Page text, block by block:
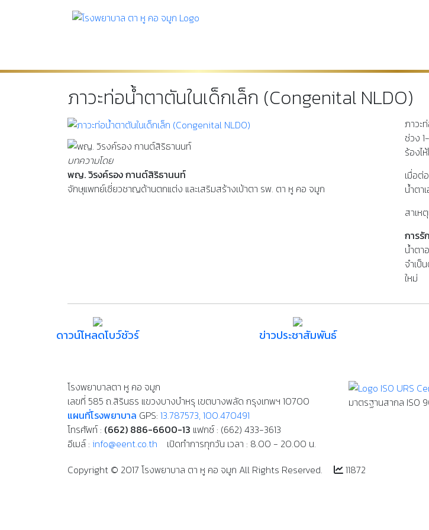
ภาวะท่อน้ำตาตันในเด็กเล็ก (Congenital NLDO)
บทความโดย
พญ. วิรงค์รอง กานต์สิริธานนท์
จักษุแพทย์เชี่ยวชาญด้านตกแต่ง และเสริมสร้างเบ้าตา รพ. ตา หู คอ จมูก
ภาวะ
ช่วง
ร้องไ
เมื่อต่
น้ำตา
สาเห
การรั
น้ำตา
จำเป็
ใหม่
ดาวน์โหลดโบว์ชัวร์ ข่าวประชาสัมพันธ์
โรงพยาบาลตา หู คอ จมูก
เลขที่ 585 ถ.สิรินธร แขวงบางบำหรุ เขตบางพลัด กรุงเทพฯ 10700
แผนที่โรงพยาบาล GPS: 13.787573, 100.470491
โทรศัพท์ : (662) 886-6600-13 แฟกซ์ : (662) 433-3613
อีเมล์ : info@eent.co.th เปิดทำการทุกวัน เวลา : 8.00 - 20.00 น.
มาตรฐานสากล ISO
Copyright © 2017 โรงพยาบาล ตา หู คอ จมูก All Rights Reserved. 11872